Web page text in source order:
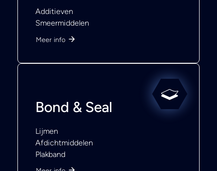
Additieven
Smeermiddelen
Meer info
Bond & Seal
Lijmen
Afdichtmiddelen
Plakband